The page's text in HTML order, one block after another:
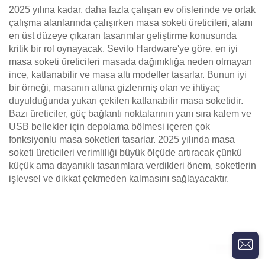
2025 yılına kadar, daha fazla çalışan ev ofislerinde ve ortak
çalışma alanlarında çalışırken masa soketi üreticileri, alanı
en üst düzeye çıkaran tasarımlar geliştirme konusunda
kritik bir rol oynayacak. Sevilo Hardware'ye göre, en iyi
masa soketi üreticileri masada dağınıklığa neden olmayan
ince, katlanabilir ve masa altı modeller tasarlar. Bunun iyi
bir örneği, masanın altına gizlenmiş olan ve ihtiyaç
duyulduğunda yukarı çekilen katlanabilir masa soketidir.
Bazı üreticiler, güç bağlantı noktalarının yanı sıra kalem ve
USB bellekler için depolama bölmesi içeren çok
fonksiyonlu masa soketleri tasarlar. 2025 yılında masa
soketi üreticileri verimliliği büyük ölçüde artıracak çünkü
küçük ama dayanıklı tasarımlara verdikleri önem, soketlerin
işlevsel ve dikkat çekmeden kalmasını sağlayacaktır.